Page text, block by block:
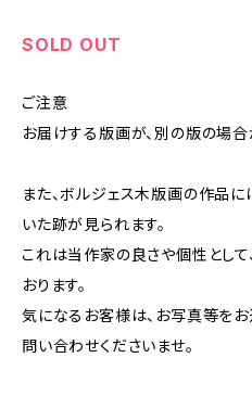
SOLD OUT
ご注意
お届けする版画が、別の版の場合
また、ボルジェス木版画の作品
いた跡が見られます。
これは当作家の良さや個性とし
おります。
気になるお客様は、お写真等を
問い合わせくださいませ。